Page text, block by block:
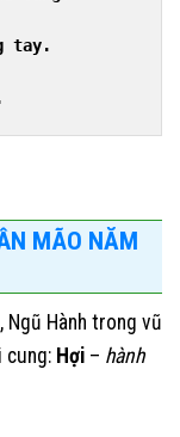
tay.
MÃO NĂM
Ngũ Hành trong vũ
cung: Hợi – hành